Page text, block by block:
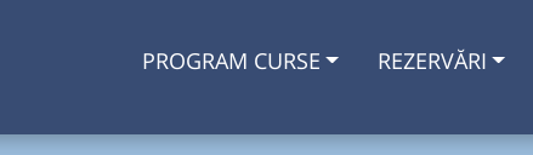
PROGRAM CURSE REZERVĂRI